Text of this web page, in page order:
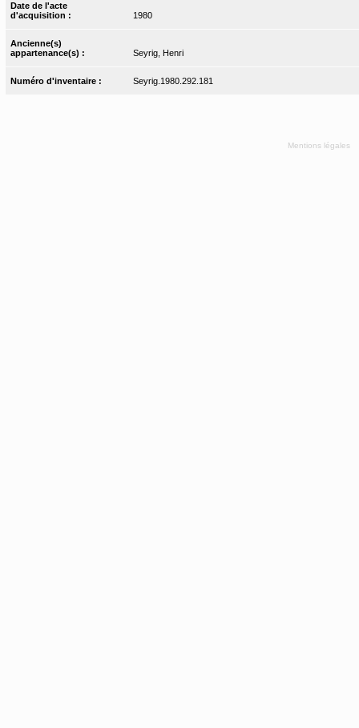
Date de l'acte
d'acquisition :
1980
Ancienne(s)
appartenance(s) :
Seyrig, Henri
Numéro d'inventaire : Seyrig.1980.292.181
Mentions légales